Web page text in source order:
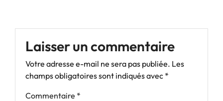
Laisser un commentaire
Votre adresse e-mail ne sera pas publiée. Les
champs obligatoires sont indiqués avec *
Commentaire *